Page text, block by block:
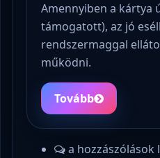
Amennyiben a kártya
támogatott), az jó
rendszermaggal
működni.
Tovább
a hozzászólások